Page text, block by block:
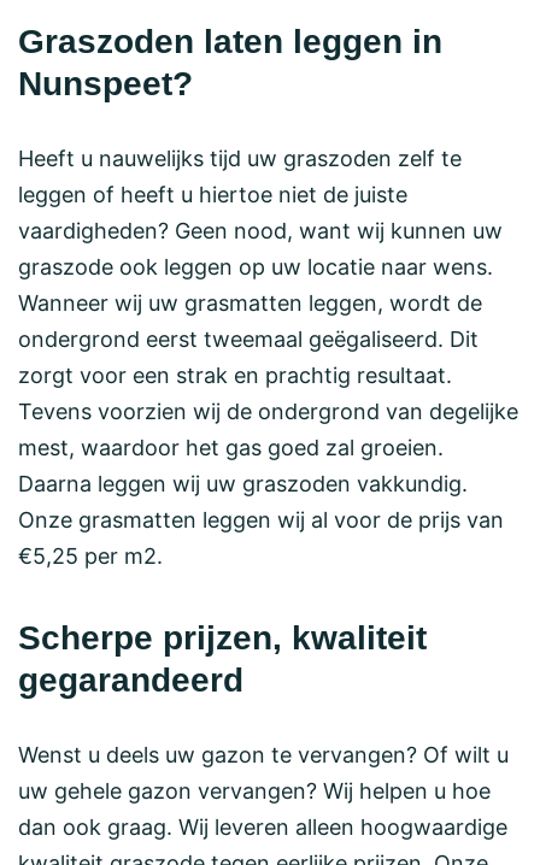
Graszoden laten leggen in
Nunspeet?
Heeft u nauwelijks tijd uw graszoden zelf te
leggen of heeft u hiertoe niet de juiste
vaardigheden? Geen nood, want wij kunnen uw
graszode ook leggen op uw locatie naar wens.
Wanneer wij uw grasmatten leggen, wordt de
ondergrond eerst tweemaal geëgaliseerd. Dit
zorgt voor een strak en prachtig resultaat.
Tevens voorzien wij de ondergrond van degelijke
mest, waardoor het gas goed zal groeien.
Daarna leggen wij uw graszoden vakkundig.
Onze grasmatten leggen wij al voor de prijs van
€5,25 per m2.
Scherpe prijzen, kwaliteit
gegarandeerd
Wenst u deels uw gazon te vervangen? Of wilt u
uw gehele gazon vervangen? Wij helpen u hoe
dan ook graag. Wij leveren alleen hoogwaardige